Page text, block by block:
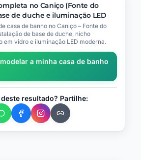
📍 Caniço – Fonte do
Livramento
DEPOIS
no Caniço (Fonte do
de duche e iluminação LED
casa de banho no Caniço – Fonte do
de base de duche, nicho
em vidro e iluminação LED moderna.
a minha casa de banho
resultado? Partilhe: